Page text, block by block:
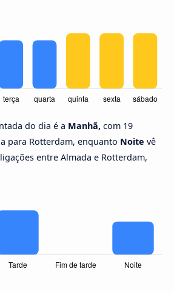
do dia é a Manhã, com 19
para Rotterdam, enquanto Noite vê
entre Almada e Rotterdam,